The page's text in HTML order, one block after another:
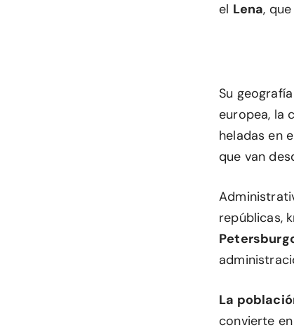
el Lena,
Su
europea, la
heladas en
que van
repúblicas,
La
convierte